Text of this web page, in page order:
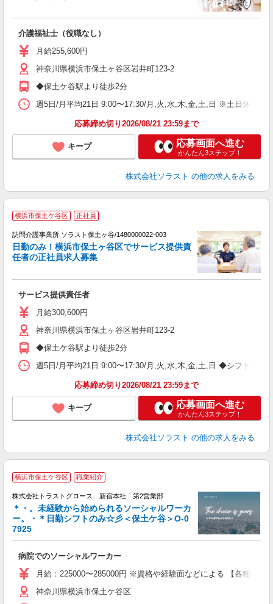
介護福祉士（役職なし）
月給255,600円
神奈川県横浜市保土ヶ谷区岩井町123-2
◆保土ケ谷駅より徒歩2分
週5日/月平均21日 9:00〜17:30/月,火,水,木,金,土,日 ※土日休みも
応募締め切り2026/08/21 23:59まで
キープ 応募画面へ進む
かんたん3ステップ！
株式会社ソラスト の他の求人をみる
横浜市保土ケ谷区 正社員
訪問介護事業所 ソラスト保土ヶ谷/1480000022-003
日勤のみ！横浜市保土ヶ谷区でサービス提供責
任者の正社員求人募集
サービス提供責任者
月給300,600円
神奈川県横浜市保土ヶ谷区岩井町123-2
◆保土ケ谷駅より徒歩2分
週5日/月平均21日 9:00〜17:30/月,火,水,木,金,土,日 ◆シフトによ
応募締め切り2026/08/21 23:59まで
キープ 応募画面へ進む
かんたん3ステップ！
株式会社ソラスト の他の求人をみる
横浜市保土ケ谷区 職業紹介
株式会社トラストグロース 新宿本社 第2営業部
＊・。未経験から始められるソーシャルワーカ
ー。・＊日勤シフトのみ☆彡＜保土ケ谷＞O-0
7925
病院でのソーシャルワーカー
月給：225000〜285000円 ※資格や経験面などによる 【各種手当
神奈川県横浜市保土ケ谷区